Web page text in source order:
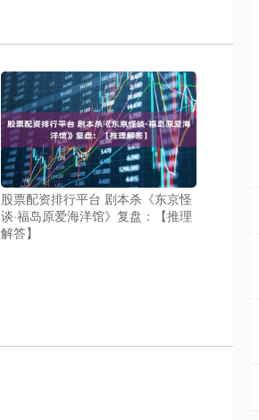
股票配资排行平台 剧本杀《东京怪
谈·福岛原爱海洋馆》复盘：【推理
解答】